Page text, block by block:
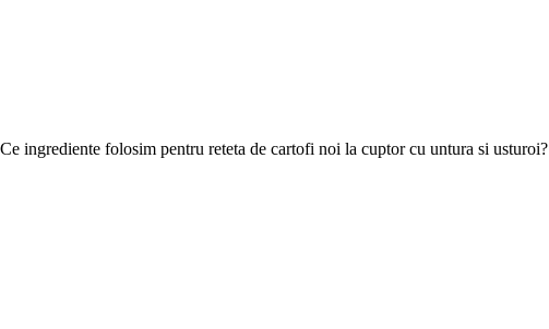
Ce ingrediente folosim pentru reteta de cartofi noi la cuptor cu untura si usturoi?